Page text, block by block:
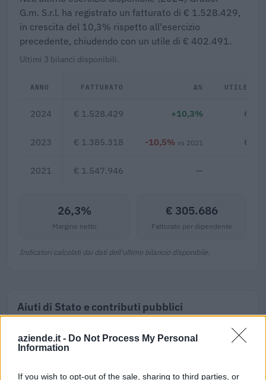
aziende.it - Do Not Process My Personal
Information
If you wish to opt-out of the sale, sharing to third parties, or
G.m. S.r.l. ha registrato un fatturato di € 1.528.429,
in crescita del 10,3% rispetto all'esercizio
precedente, chiudendo con un utile di € 402.491.
Ultimi 3 bilanci disponibili.
ANNO FATTURATO Δ% UTILE/
2024 € 1.528.429 +10,3% €
2023 € 1.385.318 -10,5% vs 2021 €
2021 € 1.547.946 —
26,3%
Margine netto
€ 305.686
Fatturato per dipendente
Indicatori calcolati dai dati dell'ultimo bilancio disponibile.
Aiuti di Stato e contributi pubblici
Grabor - G.m. S.r.l. risulta beneficiaria di 3 aiuti o contributi
pubblici per un totale di 14.954 euro (2021–2023).